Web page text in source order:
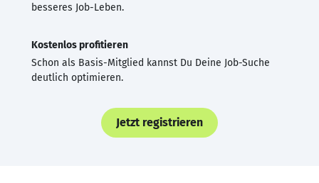
besseres Job-Leben.
Kostenlos profitieren
Schon als Basis-Mitglied kannst Du Deine Job-Suche
deutlich optimieren.
Jetzt registrieren